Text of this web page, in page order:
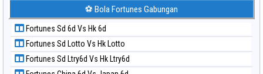
Paito Harian Korea
Paito Harian Kuda Lari
Paito Harian Magnum Cambodia
Paito Harian Nagoya
Paito Harian New York Midday
⚽ Bola Fortunes Gabungan
Fortunes Sd 6d Vs Hk 6d
Fortunes Sd Lotto Vs Hk Lotto
Fortunes Sd Ltry6d Vs Hk Ltry6d